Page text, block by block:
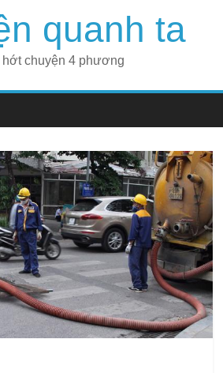
quanh ta
hớt chuyện 4 phương